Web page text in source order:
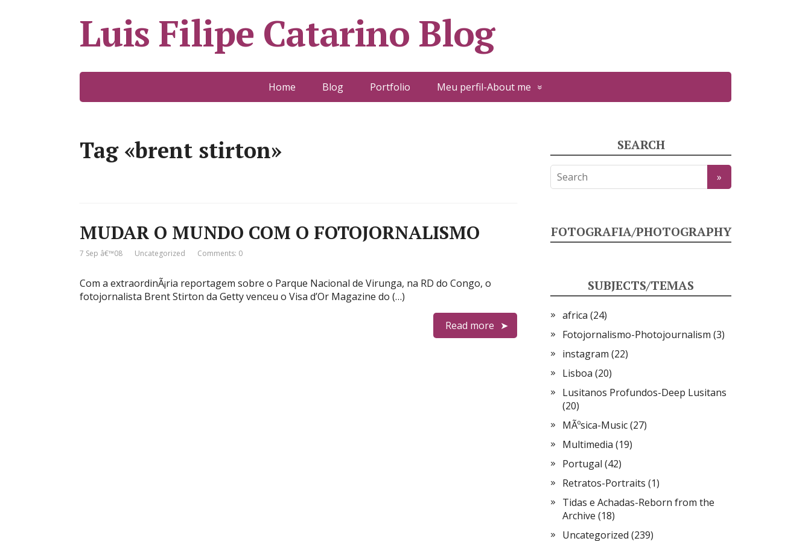
Luis Filipe Catarino Blog
Home Blog Portfolio Meu perfil-About me
Tag «brent stirton»
MUDAR O MUNDO COM O FOTOJORNALISMO
7 Sep â€™08 Uncategorized Comments: 0
Com a extraordinÃ¡ria reportagem sobre o Parque Nacional de Virunga, na RD do Congo, o
fotojornalista Brent Stirton da Getty venceu o Visa d’Or Magazine do (…)
Read more
SEARCH
FOTOGRAFIA/PHOTOGRAPHY
SUBJECTS/TEMAS
africa (24)
Fotojornalismo-Photojournalism (3)
instagram (22)
Lisboa (20)
Lusitanos Profundos-Deep Lusitans
(20)
MÃºsica-Music(27)
Multimedia (19)
Portugal (42)
Retratos-Portraits (1)
Tidas e Achadas-Reborn from the
Archive (18)
Uncategorized (239)